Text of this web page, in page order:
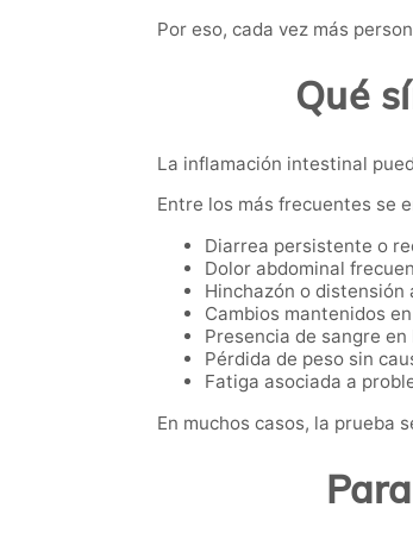
Por eso, cada vez más
Qué
La inflamación intestinal
Entre los más frecuentes se
Diarrea persistente o
Dolor abdominal
Hinchazón o distensión
Cambios mantenidos
Presencia de sangre en
Pérdida de peso sin
Fatiga asociada a
En muchos casos, la prueba